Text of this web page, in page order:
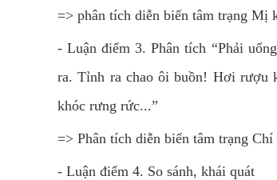
=> phân tích diễn biến tâm trạng Mị
- Luận điểm 3. Phân tích “Phải
ra. Tỉnh ra chao ôi buồn! Hơi rượu
khóc rưng rức...”
=> Phân tích diễn biến tâm trạng
- Luận điểm 4. So sánh, khái quát